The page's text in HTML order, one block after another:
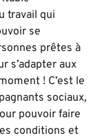
travail qui
se
prêtes à
s’adapter aux
! C’est le
sociaux,
pouvoir faire
conditions et